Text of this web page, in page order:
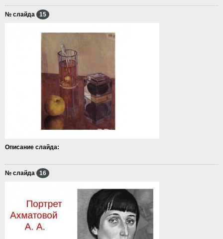
№ слайда 15
Описание слайда:
№ слайда 16